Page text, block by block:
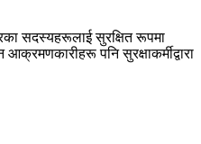
सदस्यहरूलाई सुरक्षित रूपमा
पनि सुरक्षाकर्मीद्वारा